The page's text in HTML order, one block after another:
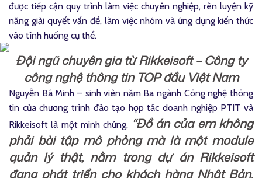
được tiếp cận quy trình làm việc chuyên nghiệp, rèn luyện kỹ
năng giải quyết vấn đề, làm việc nhóm và ứng dụng kiến thức
vào tình huống cụ thể.
Đội ngũ chuyên gia từ Rikkeisoft – Công ty
công nghệ thông tin TOP đầu Việt Nam
Nguyễn Bá Minh – sinh viên năm Ba ngành Công nghệ thông
tin của chương trình đào tạo hợp tác doanh nghiệp PTIT và
Rikkeisoft là một minh chứng. “Đồ án của em không
phải bài tập mô phỏng mà là một module
quản lý thật, nằm trong dự án Rikkeisoft
đang phát triển cho khách hàng Nhật Bản.